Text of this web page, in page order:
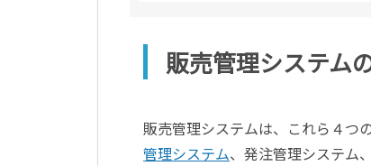
販売管理システム
販売管理システムは、これら４つ
管理システム、発注管理システム、